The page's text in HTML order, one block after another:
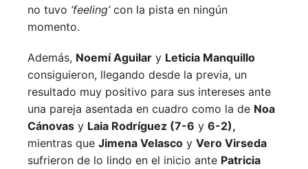
no tuvo ‘feeling’con la pista en ningún
momento.
Además, Noemí Aguilar y Leticia Manquillo
consiguieron, llegando desde la previa, un
resultado muy positivo para sus intereses ante
una pareja asentada en cuadro como la de Noa
Cánovas y Laia Rodríguez (7-6 y 6-2),
mientras que Jimena Velasco y Vero Virseda
sufrieron de lo lindo en el inicio ante Patricia